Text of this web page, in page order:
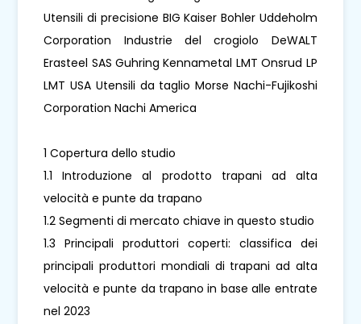
Utensili di precisione BIG Kaiser Bohler Uddeholm
Corporation Industrie del crogiolo DeWALT
Erasteel SAS Guhring Kennametal LMT Onsrud LP
LMT USA Utensili da taglio Morse Nachi-Fujikoshi
Corporation Nachi America
1 Copertura dello studio
1.1 Introduzione al prodotto trapani ad alta
velocità e punte da trapano
1.2 Segmenti di mercato chiave in questo studio
1.3 Principali produttori coperti: classifica dei
principali produttori mondiali di trapani ad alta
velocità e punte da trapano in base alle entrate
nel 2023